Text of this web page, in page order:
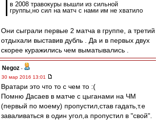
в 2008 травокуры вышли из сильной
группы,но сил на матч с нами им не хватило
Они сыграли первые 2 матча в группе, а третий
отдыхали выставив дубль . Да и в первых двух
скорее куражились чем выматывались .
Negoz -
30 мар 2016 13:01
Вратари это что то с чем то :(
Помню Дасаев в матче с цыганами на ЧМ
(первый по моему) пропустил,став гадать,т.е
заваливаться в один угол,а пропустил в "свой".